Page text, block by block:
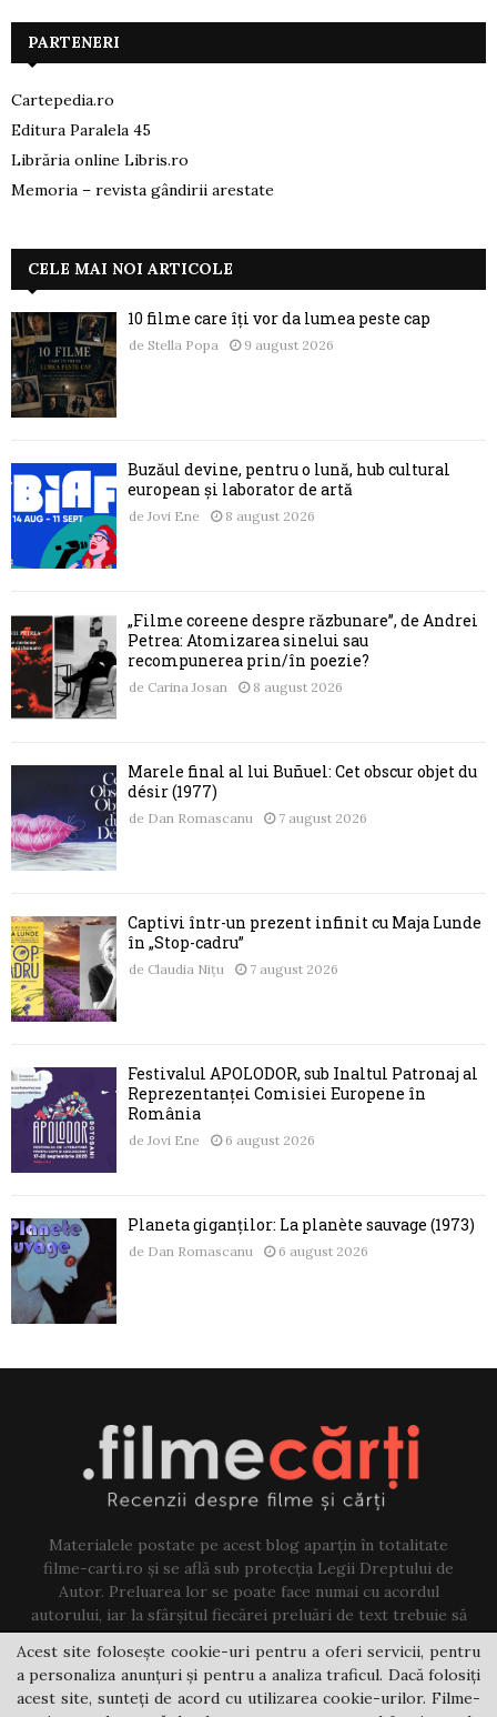
PARTENERI
Cartepedia.ro
Editura Paralela 45
Librăria online Libris.ro
Memoria – revista gândirii arestate
CELE MAI NOI ARTICOLE
10 filme care îți vor da lumea peste cap
de Stella Popa 9 august 2026
Buzăul devine, pentru o lună, hub cultural
european și laborator de artă
de Jovi Ene 8 august 2026
„Filme coreene despre răzbunare”, de Andrei
Petrea: Atomizarea sinelui sau
recompunerea prin/în poezie?
de Carina Josan 8 august 2026
Marele final al lui Buñuel: Cet obscur objet du
désir (1977)
de Dan Romascanu 7 august 2026
Captivi într-un prezent infinit cu Maja Lunde
în „Stop-cadru”
de Claudia Nițu 7 august 2026
Festivalul APOLODOR, sub Înaltul Patronaj al
Reprezentanței Comisiei Europene în
România
de Jovi Ene 6 august 2026
Planeta giganților: La planète sauvage (1973)
de Dan Romascanu 6 august 2026
Materialele postate pe acest blog aparțin în totalitate
filme-carti.ro și se află sub protecția Legii Dreptului de
Autor. Preluarea lor se poate face numai cu acordul
autorului, iar la sfârșitul fiecărei preluări de text trebuie să
existe un link către acest blog.
Contact us:jovi@filme-carti.ro
Acest site folosește cookie-uri pentru a oferi servicii, pentru
a personaliza anunțuri și pentru a analiza traficul. Dacă folosiți
acest site, sunteți de acord cu utilizarea cookie-urilor. Filme-